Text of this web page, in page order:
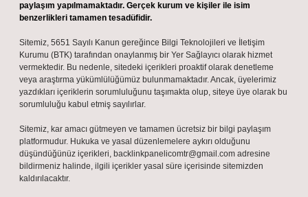
paylaşım yapılmamaktadır. Gerçek kurum ve kişiler ile isim
benzerlikleri tamamen tesadüfidir.
Sitemiz, 5651 Sayılı Kanun gereğince Bilgi Teknolojileri ve İletişim
Kurumu (BTK) tarafından onaylanmış bir Yer Sağlayıcı olarak hizmet
vermektedir. Bu nedenle, sitedeki içerikleri proaktif olarak denetleme
veya araştırma yükümlülüğümüz bulunmamaktadır. Ancak, üyelerimiz
yazdıkları içeriklerin sorumluluğunu taşımakta olup, siteye üye olarak bu
sorumluluğu kabul etmiş sayılırlar.
Sitemiz, kar amacı gütmeyen ve tamamen ücretsiz bir bilgi paylaşım
platformudur. Hukuka ve yasal düzenlemelere aykırı olduğunu
düşündüğünüz içerikleri, backlinkpanelicomtr@gmail.com adresine
bildirmeniz halinde, ilgili içerikler yasal süre içerisinde sitemizden
kaldırılacaktır.